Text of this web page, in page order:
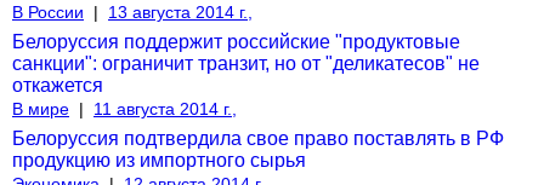
В России | 13 августа 2014 г.,
Белоруссия поддержит российские "продуктовые
санкции": ограничит транзит, но от "деликатесов" не
откажется
В мире | 11 августа 2014 г.,
Белоруссия подтвердила свое право поставлять в РФ
продукцию из импортного сырья